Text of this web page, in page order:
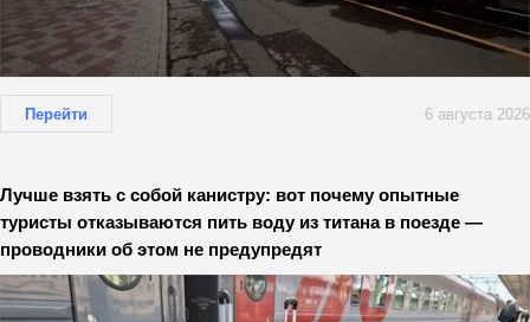
Перейти 6 августа 2026
Лучше взять с собой канистру: вот почему опытные
туристы отказываются пить воду из титана в поезде —
проводники об этом не предупредят